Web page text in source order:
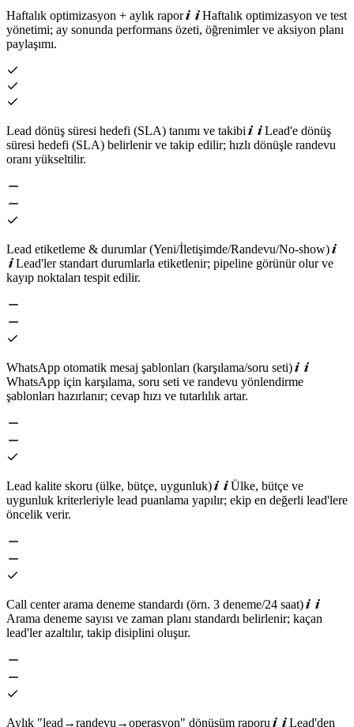
Haftalık optimizasyon + aylık rapor
Haftalık optimizasyon ve test
yönetimi; ay sonunda performans özeti, öğrenimler ve aksiyon planı
paylaşımı.
Lead dönüş süresi hedefi (SLA) tanımı ve takibi
Lead'e dönüş
süresi hedefi (SLA) belirlenir ve takip edilir; hızlı dönüşle randevu
oranı yükseltilir.
Lead etiketleme & durumlar (Yeni/İletişimde/Randevu/No-show)
Lead'ler standart durumlarla etiketlenir; pipeline görünür olur ve
kayıp noktaları tespit edilir.
WhatsApp otomatik mesaj şablonları (karşılama/soru seti)
WhatsApp için karşılama, soru seti ve randevu yönlendirme
şablonları hazırlanır; cevap hızı ve tutarlılık artar.
Lead kalite skoru (ülke, bütçe, uygunluk)
Ülke, bütçe ve
uygunluk kriterleriyle lead puanlama yapılır; ekip en değerli lead'lere
öncelik verir.
Call center arama deneme standardı (örn. 3 deneme/24 saat)
Arama deneme sayısı ve zaman planı standardı belirlenir; kaçan
lead'ler azaltılır, takip disiplini oluşur.
Aylık "lead→randevu→operasyon" dönüşüm raporu
Lead'den